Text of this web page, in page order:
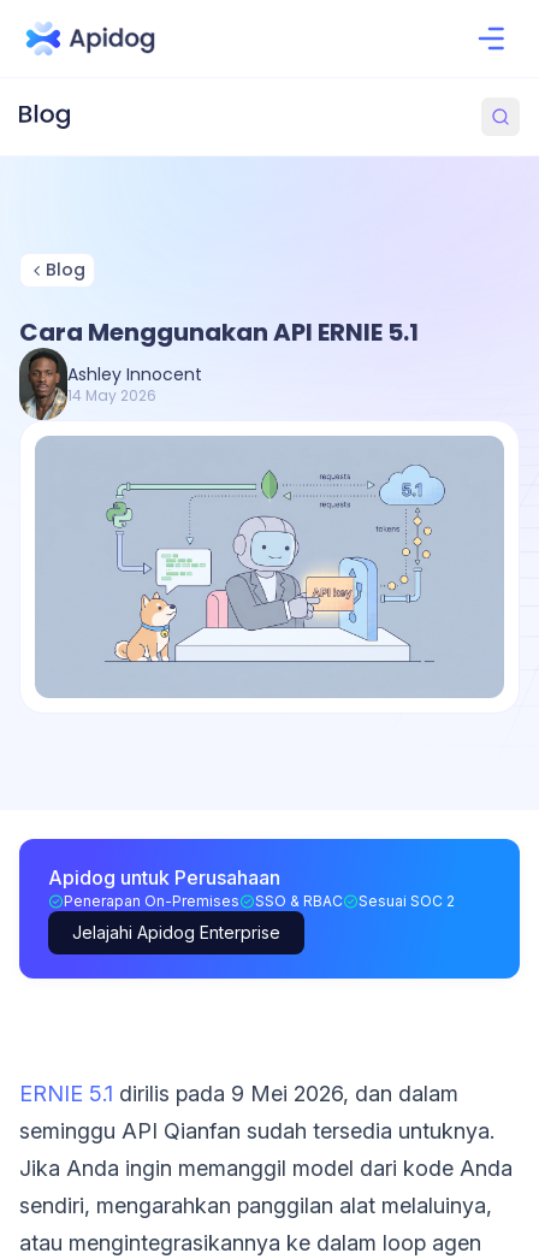
Blog
Cara Menggunakan API ERNIE 5.1
Ashley Innocent
14 May 2026
Apidog untuk Perusahaan
Penerapan On-Premises SSO & RBAC Sesuai SOC 2
Jelajahi Apidog Enterprise
ERNIE 5.1 dirilis pada 9 Mei 2026, dan dalam
seminggu API Qianfan sudah tersedia untuknya.
Jika Anda ingin memanggil model dari kode Anda
sendiri, mengarahkan panggilan alat melaluinya,
atau mengintegrasikannya ke dalam loop agen